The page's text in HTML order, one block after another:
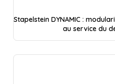
Stapelstein DYNAMIC :
au service du